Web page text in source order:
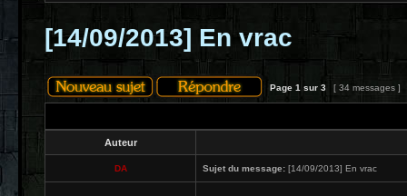
[14/09/2013] En vrac
Page 1 sur 3 [ 34 messages ]
Auteur
DA Sujet du message: [14/09/2013] En vrac